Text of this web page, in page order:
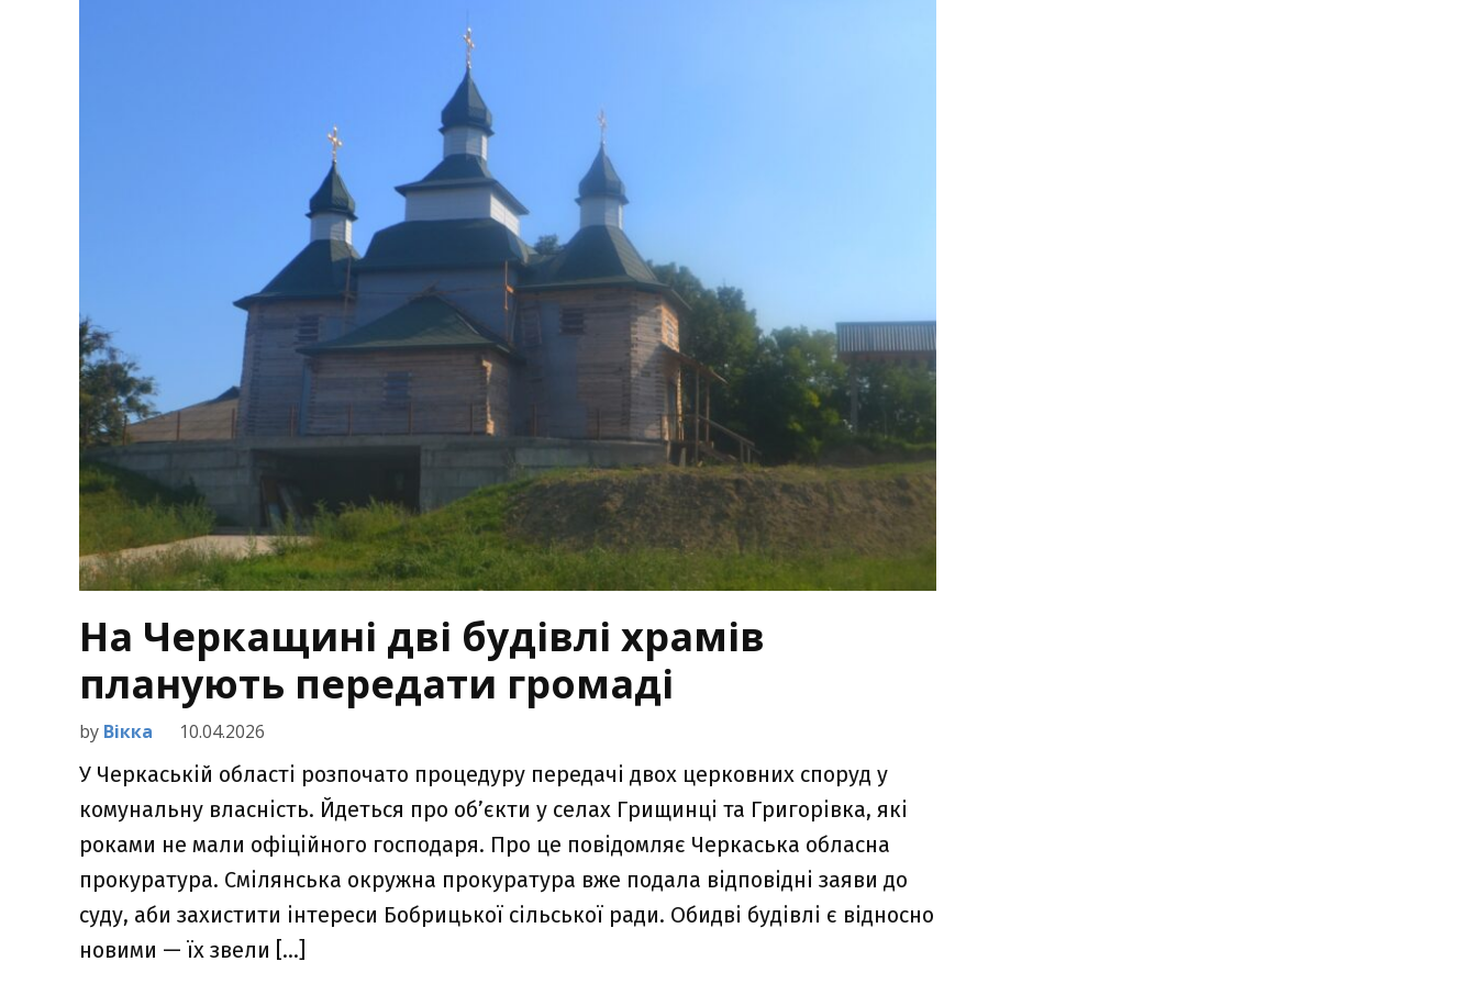
На Черкащині дві будівлі храмів
планують передати громаді
by Вікка 10.04.2026
У Черкаській області розпочато процедуру передачі двох церковних споруд у
комунальну власність. Йдеться про об’єкти у селах Грищинці та Григорівка, які
роками не мали офіційного господаря. Про це повідомляє Черкаська обласна
прокуратура. Смілянська окружна прокуратура вже подала відповідні заяви до
суду, аби захистити інтереси Бобрицької сільської ради. Обидві будівлі є відносно
новими — їх звели […]